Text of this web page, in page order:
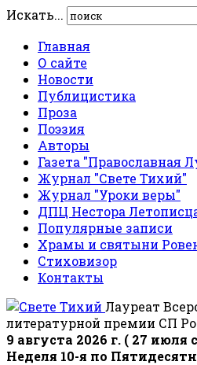
Искать...
Главная
О сайте
Новости
Публицистика
Проза
Поэзия
Авторы
Газета "Православная
Журнал "Свете Тихий"
Журнал "Уроки веры"
ДПЦ Нестора
Популярные записи
Храмы и святыни
Стиховизор
Контакты
Лауреат
литературной премии СП
9 августа 2026 г. ( 27 июля
Неделя 10-я по